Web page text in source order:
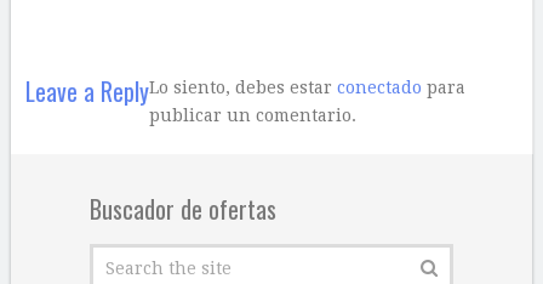
Leave a ReplyLo siento, debes estar conectado para
publicar un comentario.
Buscador de ofertas